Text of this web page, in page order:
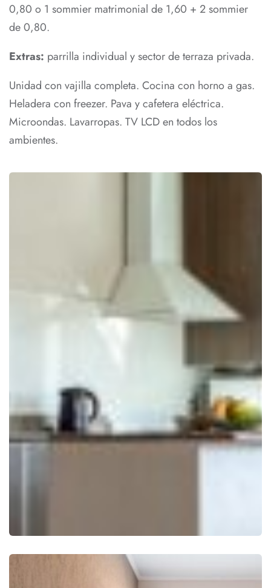
0,80 o 1 sommier matrimonial de 1,60 + 2 sommier
de 0,80.
Extras: parrilla individual y sector de terraza privada.
Unidad con vajilla completa. Cocina con horno a gas.
Heladera con freezer. Pava y cafetera eléctrica.
Microondas. Lavarropas. TV LCD en todos los
ambientes.